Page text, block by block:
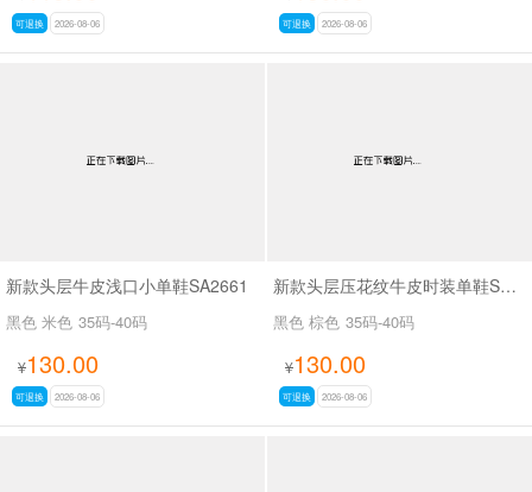
可退换 2026-08-06 可退换 2026-08-06
新款头层牛皮浅口小单鞋SA2661
黑色 米色 35码-40码
¥130.00
可退换 2026-08-06
新款头层压花纹牛皮时装单鞋SA2562
黑色 棕色 35码-40码
¥130.00
可退换 2026-08-06